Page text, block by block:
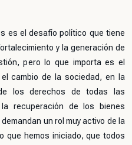
es el desafío político que tiene
y la generación de
pero lo que importa es el
cambio de la sociedad, en la
los derechos de todas las
recuperación de los bienes
un rol muy activo de la
que hemos iniciado, que todos